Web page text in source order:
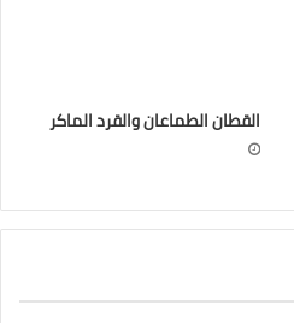
القطان الطماعان والقرد الماكر